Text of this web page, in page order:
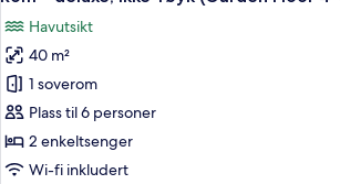
balkong
(Garden
Floor
4-
6/F)
alle
bildene
av
Rom
–
deluxe,
ikke-
Havutsikt
40 m²
1 soverom
Plass til 6 personer
2 enkeltsenger
Wi-fi inkludert